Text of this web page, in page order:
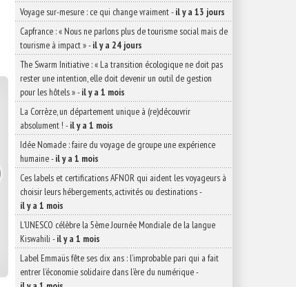
Voyage sur-mesure : ce qui change vraiment-il y a 13 jours
Capfrance : « Nous ne parlons plus de tourisme social mais de
tourisme à impact »-il y a 24 jours
The Swarm Initiative : « La transition écologique ne doit pas
rester une intention, elle doit devenir un outil de gestion
pour les hôtels »-il y a 1 mois
La Corrèze, un département unique à (re)découvrir
absolument ! -il y a 1 mois
Idée Nomade : faire du voyage de groupe une expérience
humaine-il y a 1 mois
Ces labels et certifications AFNOR qui aident les voyageurs à
choisir leurs hébergements, activités ou destinations-
il y a 1 mois
L’UNESCO célèbre la 5ème Journée Mondiale de la langue
Kiswahili -il y a 1 mois
Label Emmaüs fête ses dix ans : l’improbable pari qui a fait
entrer l’économie solidaire dans l’ère du numérique-